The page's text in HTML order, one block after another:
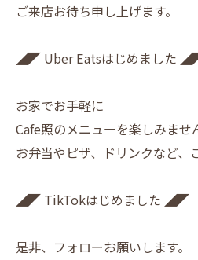
ご来店お待ち申し上げます。
◢◤ Uber Eatsはじめました
お家でお手軽に
Cafe照のメニューを楽しみませ
お弁当やピザ、ドリンクなど、
◢◤ TikTokはじめました ◢◤
是非、フォローお願いします。